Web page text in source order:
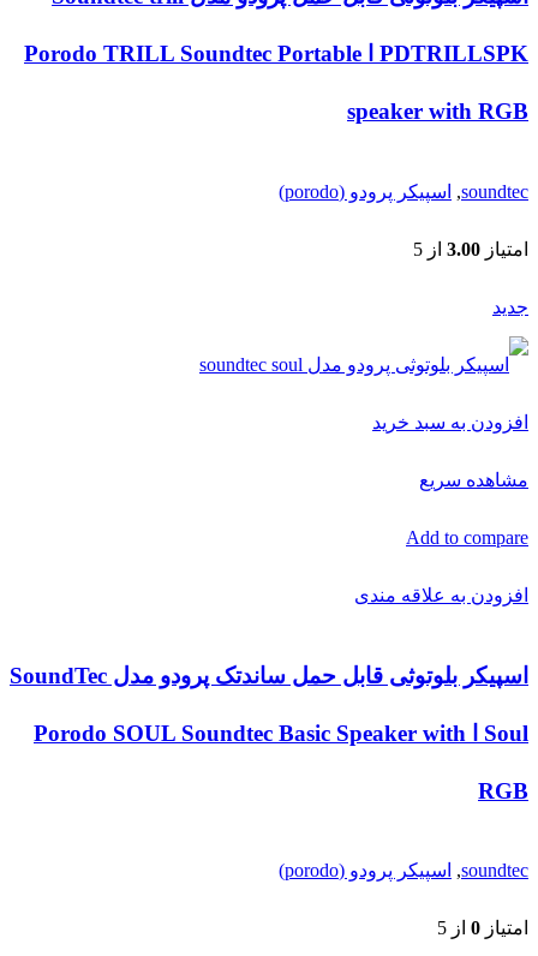
PDTRILLSPK ا Porodo TRILL Soundtec Portable
speaker with RGB
soundtec
, اسپیکر پرودو (porodo)
امتیاز 3.00 از 5
جدید
افزودن به سبد خرید
مشاهده سریع
Add to compare
افزودن به علاقه مندی
اسپیکر بلوتوثی قابل حمل ساندتک پرودو مدل SoundTec
Soul ا Porodo SOUL Soundtec Basic Speaker with
RGB
soundtec
, اسپیکر پرودو (porodo)
امتیاز 0 از 5